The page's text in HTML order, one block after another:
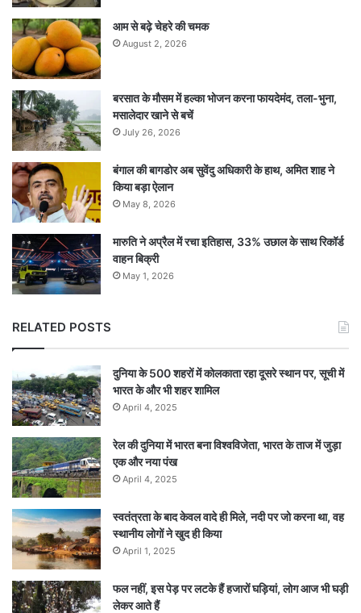
आम से बढ़े चेहरे की चमक
August 2, 2026
बरसात के मौसम में हल्का भोजन करना फायदेमंद, तला-भुना,
मसालेदार खाने से बचें
July 26, 2026
बंगाल की बागडोर अब सुवेंदु अधिकारी के हाथ, अमित शाह ने
किया बड़ा ऐलान
May 8, 2026
मारुति ने अप्रैल में रचा इतिहास, 33% उछाल के साथ रिकॉर्ड
वाहन बिक्री
May 1, 2026
RELATED POSTS
दुनिया के 500 शहरों में कोलकाता रहा दूसरे स्थान पर, सूची में
भारत के और भी शहर शामिल
April 4, 2025
रेल की दुनिया में भारत बना विश्वविजेता, भारत के ताज में जुड़ा
एक और नया पंख
April 4, 2025
स्वतंत्रता के बाद केवल वादे ही मिले, नदी पर जो करना था, वह
स्थानीय लोगों ने खुद ही किया
April 1, 2025
फल नहीं, इस पेड़ पर लटके हैं हजारों घड़ियां, लोग आज भी घड़ी
लेकर आते हैं